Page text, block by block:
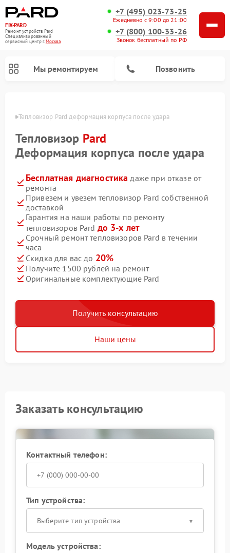
FIX-PARD
Ремонт устройств Pard
Специализированный
cервисный центр г.Москва
+7 (495) 023-73-25
Ежедневно с 9:00 до 21:00
+7 (800) 100-33-26
Звонок бесплатный по РФ
Мы ремонтируем Позвонить
Тепловизор Pard деформация корпуса после удара
Тепловизор Pard
Деформация корпуса после удара
Бесплатная диагностика даже при отказе от
ремонта
Привезем и увезем тепловизор Pard собственной
доставкой
Гарантия на наши работы по ремонту
тепловизоров Pard до 3-х лет
Срочный ремонт тепловизоров Pard в течении
часа
Скидка для вас до 20%
Получите 1500 рублей на ремонт
Оригинальные комплектующие Pard
Получить консультацию
Наши цены
Заказать консультацию
Контактный телефон:
Тип устройства:
Выберите тип устройства
Модель устройства: